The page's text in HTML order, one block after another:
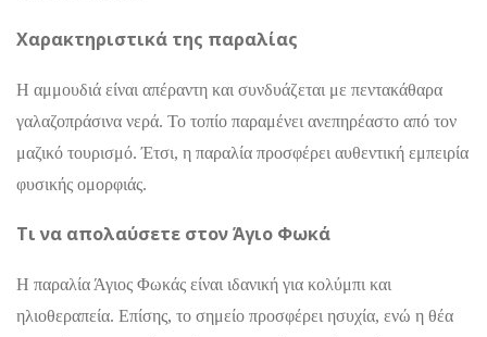
Χαρακτηριστικά της παραλίας
Η αμμουδιά είναι απέραντη και συνδυάζεται με πεντακάθαρα
γαλαζοπράσινα νερά. Το τοπίο παραμένει ανεπηρέαστο από τον
μαζικό τουρισμό. Έτσι, η παραλία προσφέρει αυθεντική εμπειρία
φυσικής ομορφιάς.
Τι να απολαύσετε στον Άγιο Φωκά
Η παραλία Άγιος Φωκάς είναι ιδανική για κολύμπι και
ηλιοθεραπεία. Επίσης, το σημείο προσφέρει ησυχία, ενώ η θέα